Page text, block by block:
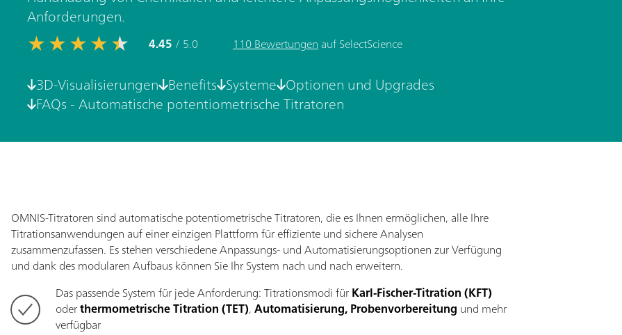
Anforderungen.
4.45 / 5.0 110 Bewertungenauf SelectScience
3D-Visualisierungen Benefits Systeme Optionen und Upgrades
FAQs - Automatische potentiometrische Titratoren
OMNIS-Titratoren sind automatische potentiometrische Titratoren, die es Ihnen ermöglichen, alle Ihre
Titrationsanwendungen auf einer einzigen Plattform für effiziente und sichere Analysen
zusammenzufassen. Es stehen verschiedene Anpassungs- und Automatisierungsoptionen zur Verfügung
und dank des modularen Aufbaus können Sie Ihr System nach und nach erweitern.
Das passende System für jede Anforderung: Titrationsmodi fürKarl-Fischer-Titration (KFT)
oderthermometrische Titration (TET),Automatisierung, Probenvorbereitung und mehr
verfügbar